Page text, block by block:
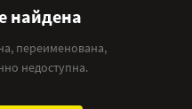
найдена
переименована,
недоступна.